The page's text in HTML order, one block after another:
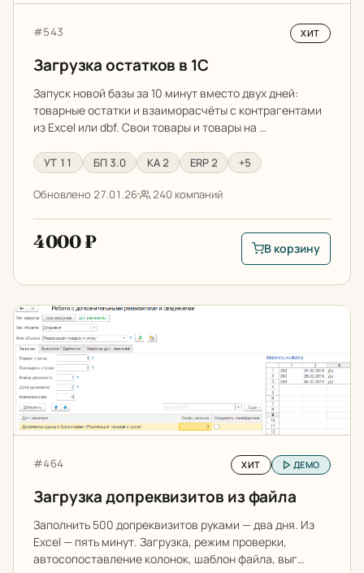
Артикул:
#543 ХИТ
Загрузка остатков в 1С
Запуск новой базы за 10 минут вместо двух дней:
товарные остатки и взаиморасчёты с контрагентами
из Excel или dbf. Свои товары и товары на …
УТ 11 БП 3.0 КА 2 ERP 2 +5
Обновлено 27.01.26 240 компаний
4000 ₽
В корзину:
В корзину
Загрузка допреквизитов из файла
Артикул:
#464 ХИТ ДЕМО
Загрузка допреквизитов из файла
Заполнить 500 допреквизитов руками — два дня. Из
Excel — пять минут. Загрузка, режим проверки,
автосопоставление колонок, шаблон файла, выг…